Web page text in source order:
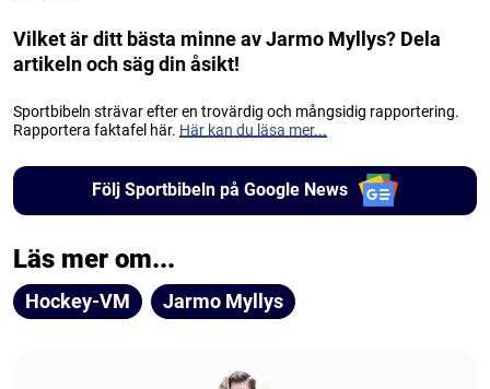
Vilket är ditt bästa minne av Jarmo Myllys? Dela
artikeln och säg din åsikt!
Sportbibeln strävar efter en trovärdig och mångsidig rapportering.
Rapportera faktafel här. Här kan du läsa mer...
Följ Sportbibeln på Google News
Läs mer om...
Hockey-VM Jarmo Myllys